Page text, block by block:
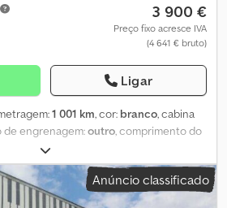
3 900 €
Preço fixo acresce IVA
(4 641 € bruto)
Ligar
1 001 km, cor: branco, cabina
de engrenagem:outro, comprimento do
, largura do espaço de carga:
carga:2 590 mm, Localização do
de correr verticais Cedpfx Aoi
SEMI-NOVO! MÚLTIPLAS UNIDADES
Anúncio classificado